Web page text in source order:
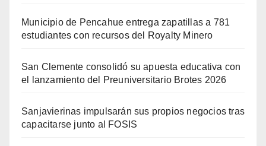
Municipio de Pencahue entrega zapatillas a 781
estudiantes con recursos del Royalty Minero
San Clemente consolidó su apuesta educativa con
el lanzamiento del Preuniversitario Brotes 2026
Sanjavierinas impulsarán sus propios negocios tras
capacitarse junto al FOSIS